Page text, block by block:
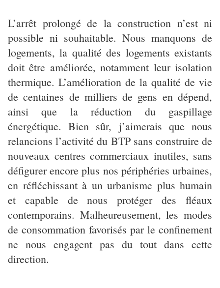
L’arrêt prolongé de la construction n’est ni
possible ni souhaitable. Nous manquons de
logements, la qualité des logements existants
doit être améliorée, notamment leur isolation
thermique. L’amélioration de la qualité de vie
de centaines de milliers de gens en dépend,
ainsi que la réduction du gaspillage
énergétique. Bien sûr, j’aimerais que nous
relancions l’activité du BTP sans construire de
nouveaux centres commerciaux inutiles, sans
défigurer encore plus nos périphéries urbaines,
en réfléchissant à un urbanisme plus humain
et capable de nous protéger des fléaux
contemporains. Malheureusement, les modes
de consommation favorisés par le confinement
ne nous engagent pas du tout dans cette
direction.